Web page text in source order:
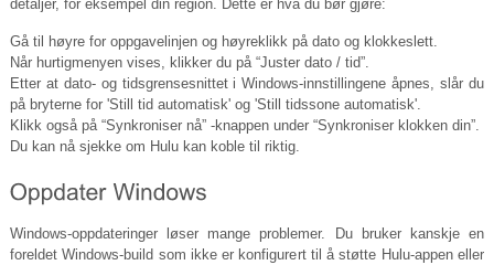
detaljer, for eksempel din region. Dette er hva du bør gjøre:
Gå til høyre for oppgavelinjen og høyreklikk på dato og klokkeslett.
Når hurtigmenyen vises, klikker du på “Juster dato / tid”.
Etter at dato- og tidsgrensesnittet i Windows-innstillingene åpnes, slår du
på bryterne for 'Still tid automatisk' og 'Still tidssone automatisk'.
Klikk også på “Synkroniser nå” -knappen under “Synkroniser klokken din”.
Du kan nå sjekke om Hulu kan koble til riktig.
Windows-oppdateringer løser mange problemer. Du bruker kanskje en
foreldet Windows-build som ikke er konfigurert til å støtte Hulu-appen eller